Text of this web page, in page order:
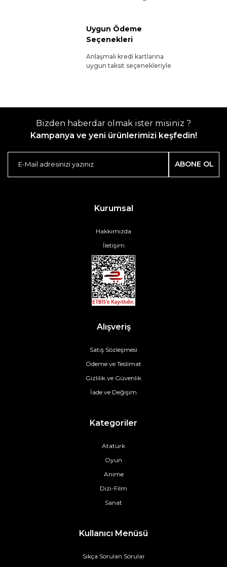
Uygun Ödeme
Seçenekleri
Anlaşmalı kredi kartlarına
uygun taksit seçenekleriyle
Bizden haberdar olmak ister misiniz ?
Kampanya ve yeni ürünlerimizi keşfedin!
ABONE OL
Kurumsal
Hakkımızda
İletişim
Alışveriş
Satış Sözleşmesi
Ödeme ve Teslimat
Gizlilik ve Güvenlik
İade ve Değişim
Kategoriler
Atatürk
Oyun
Anime
Dizi-Film
Sanat
Kullanıcı Menüsü
Sıkça Sorulan Sorular